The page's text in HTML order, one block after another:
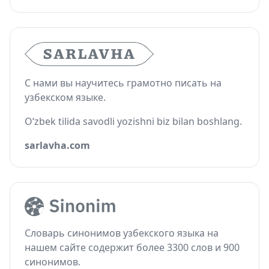
С нами вы научитесь грамотно писать на
узбекском языке.
O‘zbek tilida savodli yozishni biz bilan boshlang.
sarlavha.com
Словарь синонимов узбекского языка на
нашем сайте содержит более 3300 слов и 900
синонимов.